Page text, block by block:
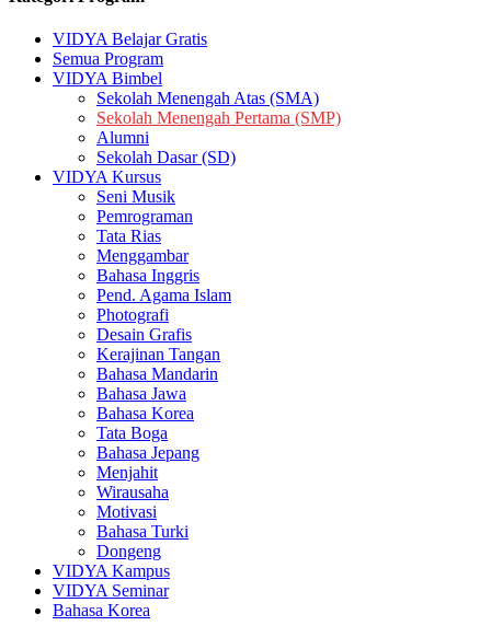
VIDYA Belajar Gratis
Semua Program
VIDYA Bimbel
Sekolah Menengah Atas (SMA)
Sekolah Menengah Pertama (SMP)
Alumni
Sekolah Dasar (SD)
VIDYA Kursus
Seni Musik
Pemrograman
Tata Rias
Menggambar
Bahasa Inggris
Pend. Agama Islam
Photografi
Desain Grafis
Kerajinan Tangan
Bahasa Mandarin
Bahasa Jawa
Bahasa Korea
Tata Boga
Bahasa Jepang
Menjahit
Wirausaha
Motivasi
Bahasa Turki
Dongeng
VIDYA Kampus
VIDYA Seminar
Bahasa Korea